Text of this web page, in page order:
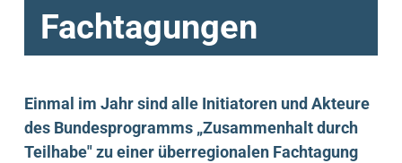
Fachtagungen
Einmal im Jahr sind alle Initiatoren und Akteure
des Bundesprogramms „Zusammenhalt durch
Teilhabe" zu einer überregionalen Fachtagung